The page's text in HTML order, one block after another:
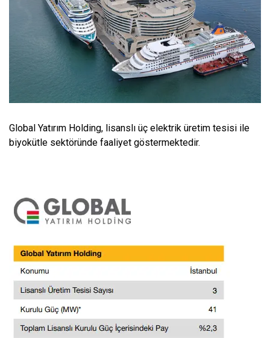
Global Yatırım Holding, lisanslı üç elektrik üretim tesisi ile
biyokütle sektöründe faaliyet göstermektedir.